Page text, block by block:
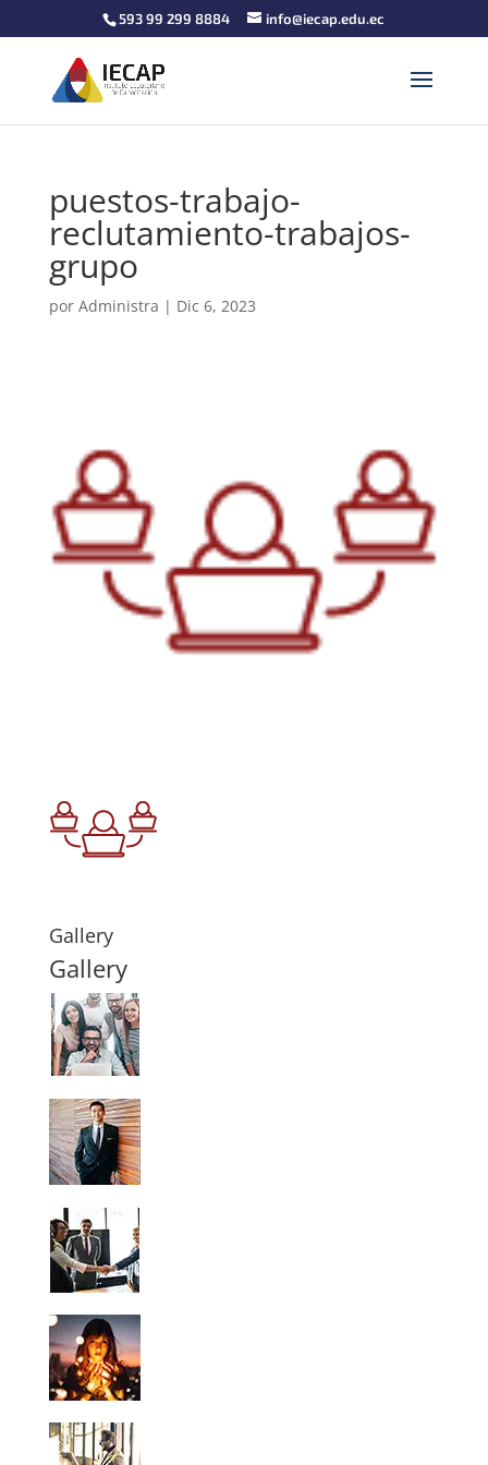
593 99 299 8884 info@iecap.edu.ec
puestos-trabajo-
reclutamiento-trabajos-
grupo
por Administra | Dic 6, 2023
Gallery
Gallery